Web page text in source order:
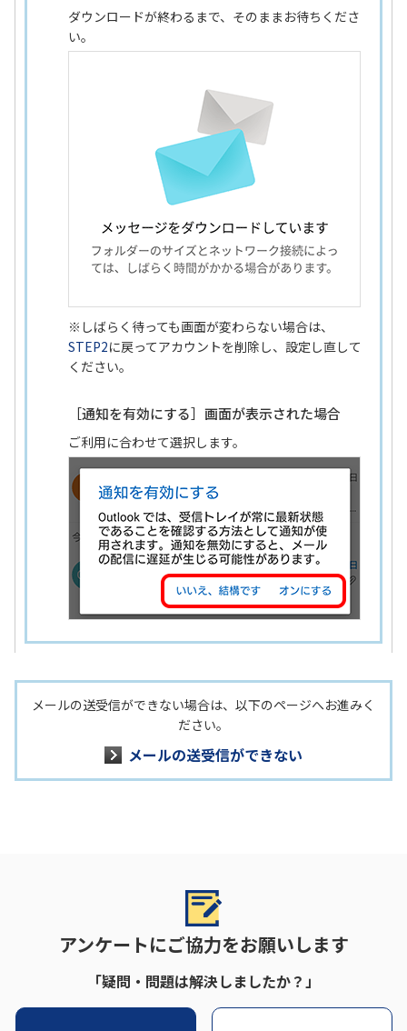
ダウンロードが終わるまで、そのままお待ちくださ
い。
※しばらく待っても画面が変わらない場合は、
STEP2に戻ってアカウントを削除し、設定し直して
ください。
［通知を有効にする］画面が表示された場合
ご利用に合わせて選択します。
メールの送受信ができない場合は、以下のページへお進みく
ださい。
メールの送受信ができない
アンケートにご協力をお願いします
「疑問・問題は解決しましたか？」